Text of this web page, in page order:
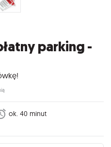
parking -
ok. 40 minut